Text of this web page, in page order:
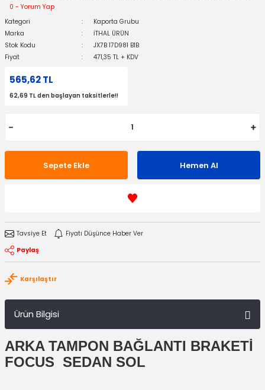
0 - Yorum Yap
Kategori
Kaporta Grubu
Marka
İTHAL ÜRÜN
Stok Kodu
JX7B 17D981 B1B
Fiyat
471,35 TL + KDV
565,62 TL
62,69 TL den başlayan taksitlerle!!
Sepete Ekle Hemen Al
Tavsiye Et
Fiyatı Düşünce Haber Ver
Paylaş
Karşılaştır
Ürün Bilgisi
ARKA TAMPON BAĞLANTI BRAKETİ
FOCUS SEDAN SOL